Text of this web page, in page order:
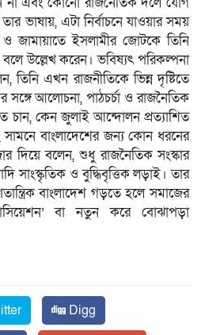
ভাষায়, এটা নির্বাচনে যাওয়ার সময়
জামায়াতে ইসলামীর জোটকে তিনি
উল্লেখ করেন। ভবিষ্যৎ পরিকল্পনা
এখন রাজনীতিকে ভিন্ন দৃষ্টিতে
আলোচনা, পাঠচর্চা ও রাজনৈতিক
চান, কেন জুলাই আন্দোলন প্রত্যাশিত
বাংলাদেশের জন্য কোন ধরনের
দিয়ে বলেন, শুধু রাজনৈতিক সংস্কার
সাংস্কৃতিক ও বুদ্ধিবৃত্তিক লড়াই। তার
বাংলাদেশ গড়তে হলে সমাজের
বা নতুন করে বোঝাপড়া
Digg